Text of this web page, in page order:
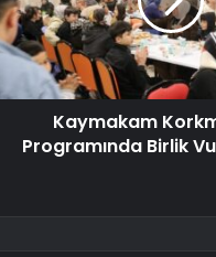
Kaymakam
Programında Birlik